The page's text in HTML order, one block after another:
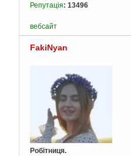
Репутація: 13496
вебсайт
FakiNyan
Робітниця.